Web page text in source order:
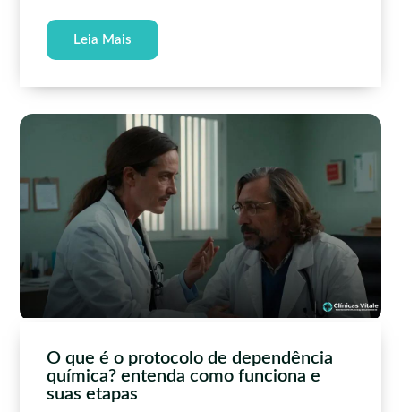
Leia Mais
O que é o protocolo de dependência
química? entenda como funciona e
suas etapas